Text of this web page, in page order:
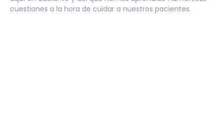
cuestiones a la hora de cuidar a nuestros pacientes.